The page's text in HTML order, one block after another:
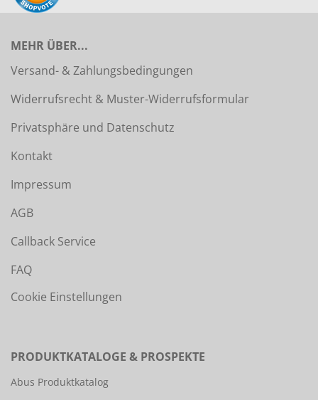
MEHR ÜBER...
Versand- & Zahlungsbedingungen
Widerrufsrecht & Muster-Widerrufsformular
Privatsphäre und Datenschutz
Kontakt
Impressum
AGB
Callback Service
FAQ
Cookie Einstellungen
PRODUKTKATALOGE & PROSPEKTE
Abus Produktkatalog